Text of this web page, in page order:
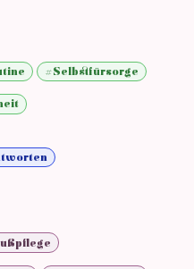
#Selbstfürsorge